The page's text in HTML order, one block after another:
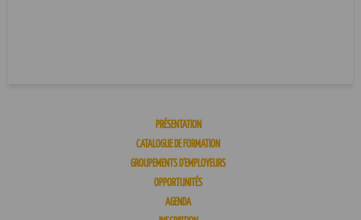
PRÉSENTATION
CATALOGUE DE FORMATION
GROUPEMENTS D’EMPLOYEURS
OPPORTUNITÉS
AGENDA